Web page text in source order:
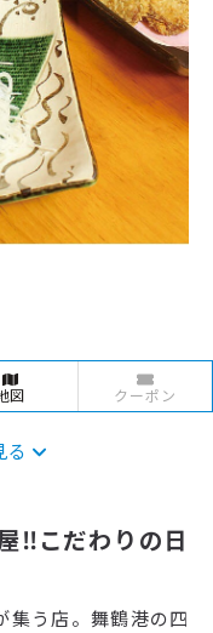
図 クーポン
る
‼︎こだわりの日
集う店。舞鶴港の四